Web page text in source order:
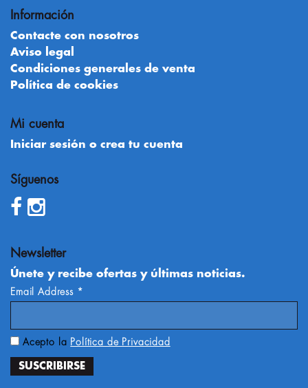
Información
Contacte con nosotros
Aviso legal
Condiciones generales de venta
Política de cookies
Mi cuenta
Iniciar sesión o crea tu cuenta
Síguenos
Newsletter
Únete y recibe ofertas y últimas noticias.
Email Address *
Acepto la Política de Privacidad